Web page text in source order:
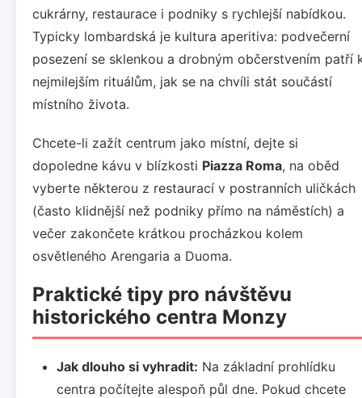
cukrárny, restaurace i podniky s rychlejší nabídkou.
Typicky lombardská je kultura aperitiva: podvečerní
posezení se sklenkou a drobným občerstvením patří
nejmilejším rituálům, jak se na chvíli stát součástí
místního života.
Chcete-li zažít centrum jako místní, dejte si
dopoledne kávu v blízkosti Piazza Roma, na oběd
vyberte některou z restaurací v postranních uličkách
(často klidnější než podniky přímo na náměstích) a
večer zakončete krátkou procházkou kolem
osvětleného Arengaria a Duoma.
Praktické tipy pro návštěvu
historického centra Monzy
Jak dlouho si vyhradit: Na základní prohlídku
centra počítejte alespoň půl dne. Pokud chcete